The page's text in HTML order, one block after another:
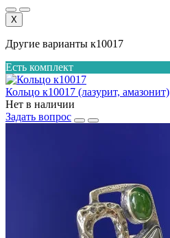
X
Другие варианты к10017
Есть комплект
Кольцо к10017 (лазурит, амазонит)
Нет в наличии
Задать вопрос